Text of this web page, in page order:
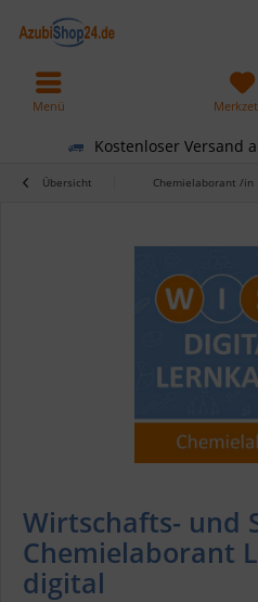
Kostenloser Versand
Menü
Übersicht Chemielaborant /in
Wirtschafts- und
Chemielaborant
digital